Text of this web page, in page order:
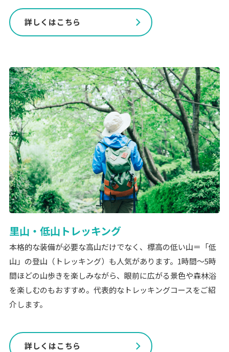
詳しくはこちら
里山・低山トレッキング
本格的な装備が必要な高山だけでなく、標高の低い山＝「低
山」の登山（トレッキング）も人気があります。1時間〜5時
間ほどの山歩きを楽しみながら、眼前に広がる景色や森林浴
を楽しむのもおすすめ。代表的なトレッキングコースをご紹
介します。
詳しくはこちら